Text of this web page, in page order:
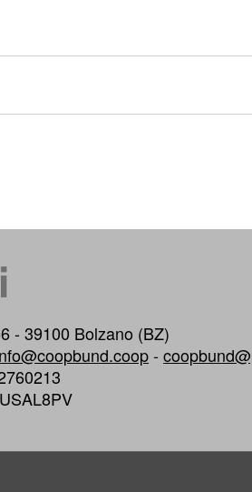
- 39100 Bolzano (BZ)
-